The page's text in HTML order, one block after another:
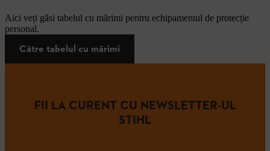
Aici veți găsi tabelul cu mărimi pentru echipamentul de protecție
personal.
Către tabelul cu mărimi
FII LA CURENT CU NEWSLETTER-UL
STIHL